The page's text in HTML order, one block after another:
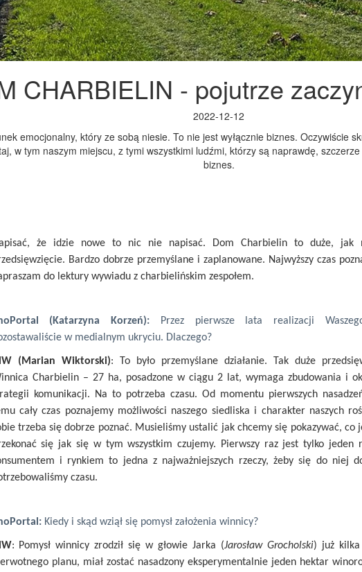
CHARBIELIN - pojutrze
2022-12-12
emocjonalny, który ze sobą niesie. To nie jest wyłącznie biznes. Oczywiście
w tym naszym miejscu, z tymi wszystkimi ludźmi, którzy są naprawdę,
biznes.
że idzie nowe to nic nie napisać. Dom Charbielin to duże, jak
Bardzo dobrze przemyślane i zaplanowane. Najwyższy czas
do lektury wywiadu z charbielińskim zespołem.
(Katarzyna Korzeń): Przez pierwsze lata realizacji
w medialnym ukryciu. Dlaczego?
(Marian Wiktorski): To było przemyślane działanie. Tak duże
Charbielin – 27 ha, posadzone w ciągu 2 lat, wymaga zbudowania i
komunikacji. Na to potrzeba czasu. Od momentu pierwszych
cały czas poznajemy możliwości naszego siedliska i charakter naszych
trzeba się dobrze poznać. Musieliśmy ustalić jak chcemy się pokazywać, co
się jak się w tym wszystkim czujemy. Pierwszy raz jest tylko jeden
i rynkiem to jedna z najważniejszych rzeczy, żeby się do niej
czasu.
Kiedy i skąd wziął się pomysł założenia winnicy?
: Pomysł winnicy zrodził się w głowie Jarka (Jarosław Grocholski) już kilka
planu, miał zostać nasadzony eksperymentalnie jeden hektar